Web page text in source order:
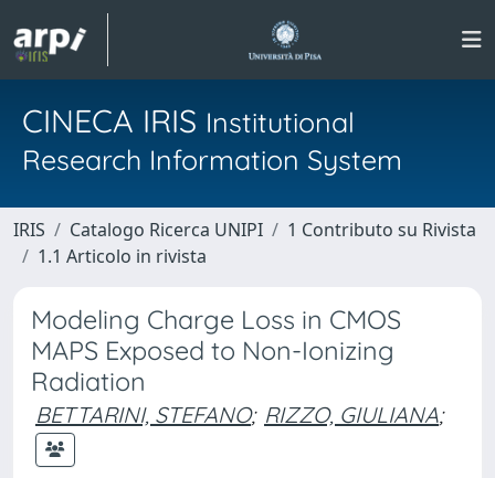
CINECA IRIS Institutional
Research Information System
IRIS Catalogo Ricerca UNIPI
1 Contributo su Rivista
1.1 Articolo in rivista
Modeling Charge Loss in CMOS
MAPS Exposed to Non-Ionizing
Radiation
BETTARINI, STEFANO; RIZZO, GIULIANA;